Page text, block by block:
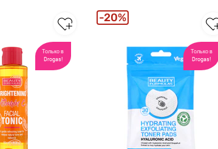
Только в
Drogas!
Только в
Drogas!
20%